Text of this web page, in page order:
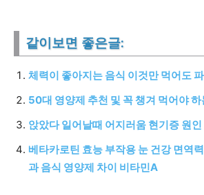
같이보면 좋은글:
체력이 좋아지는 음식 이것만 먹어도
50대 영양제 추천 및 꼭 챙겨 먹어야
앉았다 일어날때 어지러움 현기증 원
베타카로틴 효능 부작용 눈 건강 면역
과 음식 영양제 차이 비타민A